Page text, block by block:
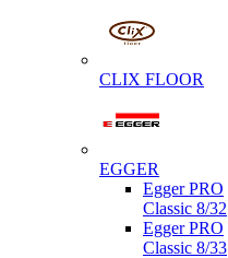
CLIX FLOOR
EGGER
Egger PRO
Classic 8/32
Egger PRO
Classic 8/33